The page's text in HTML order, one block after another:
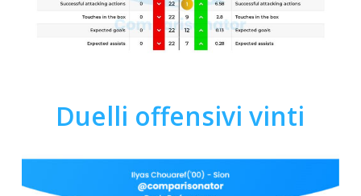
Duelli offensivi vinti